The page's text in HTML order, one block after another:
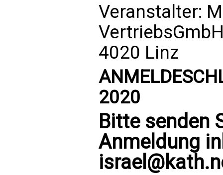
Veranstalter:
4020 Linz
2020
Bitte senden
Anmeldung